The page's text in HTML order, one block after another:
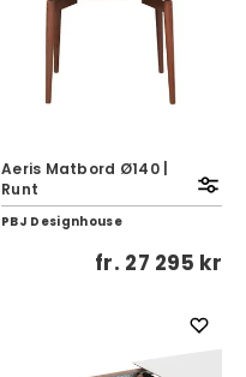
Aeris Matbord Ø140 |
Runt
PBJ Designhouse
fr. 27 295 kr